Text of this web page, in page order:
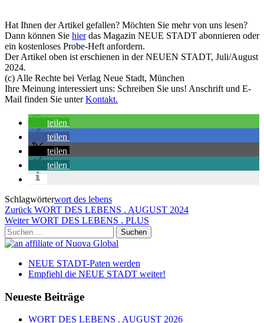
Hat Ihnen der Artikel gefallen? Möchten Sie mehr von uns lesen?
Dann können Sie hierdas Magazin NEUE STADT abonnieren oder
ein kostenloses Probe-Heft anfordern.
Der Artikel oben ist erschienen in der NEUEN STADT, Juli/August
2024.
(c) Alle Rechte bei Verlag Neue Stadt, München
Ihre Meinung interessiert uns: Schreiben Sie uns! Anschrift und E-
Mail finden Sie unterKontakt.
teilen
teilen
teilen
teilen
Schlagwörterwort des lebens
Beitragsnavigation
Vorheriger
Beitrag
Zurück WORT DES LEBENS . AUGUST 2024
Nächster
Beitrag
Weiter WORT DES LEBENS . PLUS
Suchen
nach:
NEUE STADT-Paten werden
Empfiehl die NEUE STADT weiter!
Neueste Beiträge
WORT DES LEBENS . AUGUST 2026